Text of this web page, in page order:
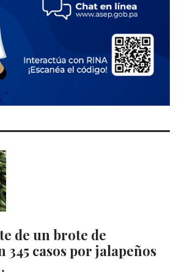
de un brote de
345 casos por jalapeños